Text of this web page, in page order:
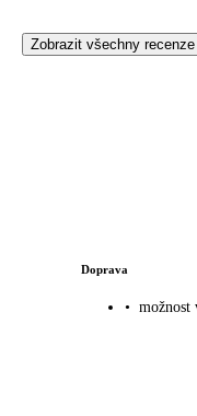
Zobrazit všechny recenze
Doprava
•